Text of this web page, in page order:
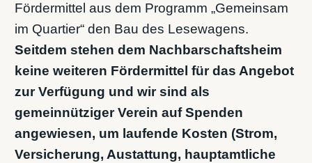
Fördermittel aus dem Programm „Gemeinsam
im Quartier“ den Bau des Lesewagens.
Seitdem stehen dem Nachbarschaftsheim
keine weiteren Fördermittel für das Angebot
zur Verfügung und wir sind als
gemeinnütziger Verein auf Spenden
angewiesen, um laufende Kosten (Strom,
Versicherung, Austattung, hauptamtliche